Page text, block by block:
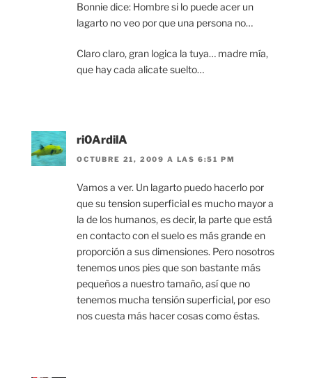
Bonnie dice: Hombre si lo puede acer un
lagarto no veo por que una persona no…
Claro claro, gran logica la tuya… madre mía,
que hay cada alicate suelto…
ri0ArdilA
OCTUBRE 21, 2009 A LAS 6:51 PM
Vamos a ver. Un lagarto puedo hacerlo por
que su tension superficial es mucho mayor a
la de los humanos, es decir, la parte que está
en contacto con el suelo es más grande en
proporción a sus dimensiones. Pero nosotros
tenemos unos pies que son bastante más
pequeños a nuestro tamaño, así que no
tenemos mucha tensión superficial, por eso
nos cuesta más hacer cosas como éstas.